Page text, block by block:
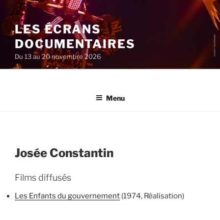
au
contenu
principal
LES ÉCRANS
DOCUMENTAIRES
Du 13 au 20 novembre 2026
Menu
Josée Constantin
Films diffusés
Les Enfants du gouvernement (1974, Réalisation)